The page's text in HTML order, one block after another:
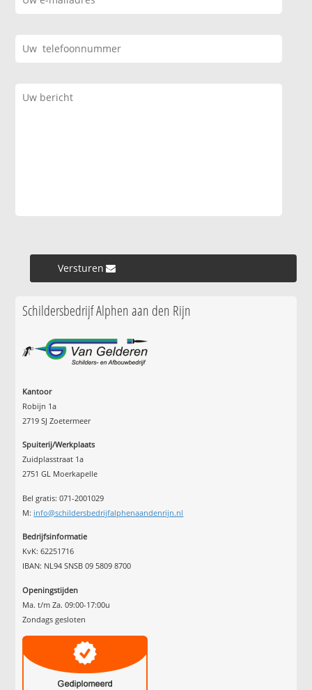
Versturen »
Schildersbedrijf Alphen aan den Rijn
Kantoor
Robijn 1a
2719 SJ Zoetermeer
Spuiterij/Werkplaats
Zuidplasstraat 1a
2751 GL Moerkapelle
Bel gratis: 071-2001029
M: info@schildersbedrijfalphenaandenrijn.nl
Bedrijfsinformatie
KvK: 62251716
IBAN: NL94 SNSB 09 5809 8700
Openingstijden
Ma. t/m Za. 09:00-17:00u
Zondags gesloten